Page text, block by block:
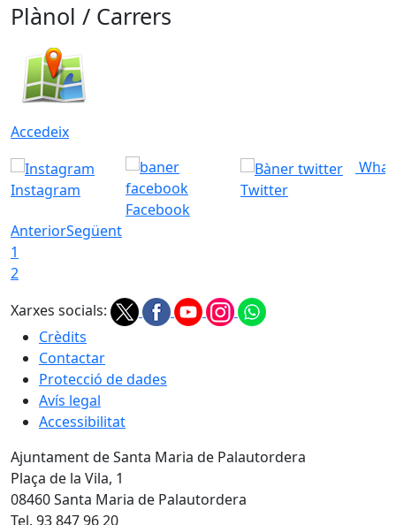
Plànol / Carrers
Accedeix
Instagram
Facebook
Twitter
AnteriorSegüent
1
2
Xarxes socials:
Crèdits
Contactar
Protecció de dades
Avís legal
Accessibilitat
Ajuntament de Santa Maria de Palautordera
Plaça de la Vila, 1
08460 Santa Maria de Palautordera
Tel. 93 847 96 20